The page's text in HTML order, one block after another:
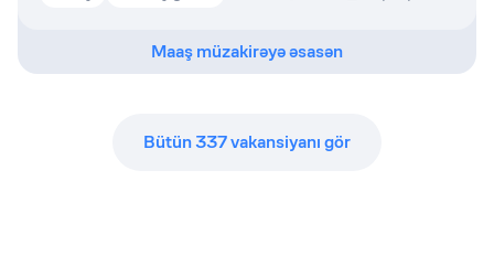
Maaş müzakirəyə əsasən
Bütün337vakansiyanı gör